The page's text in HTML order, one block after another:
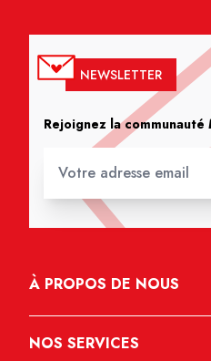
NEWSLETTER
Rejoignez la communauté
À PROPOS DE NOUS
NOS SERVICES